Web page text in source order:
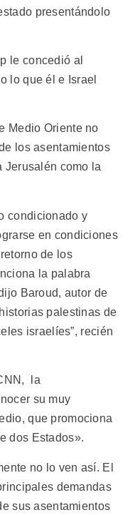
presentándolo
le concedió al
lo que él e Israel
Medio Oriente no
los asentamientos
Jerusalén como la
condicionado y
en condiciones
de los
la palabra
Baroud, autor de
palestinas de
israelíes”, recién
la
su muy
que promociona
dos Estados».
no lo ven así. El
demandas
sus asentamientos